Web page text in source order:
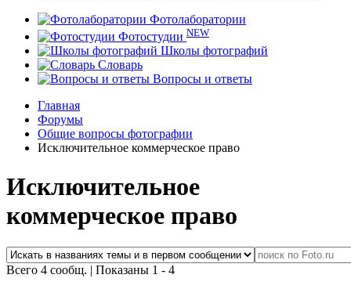
Фотолаборатории
Фотостудии NEW
Школы фотографий
Словарь
Вопросы и ответы
Главная
Форумы
Общие вопросы фотографии
Исключительное коммерческое право
Исключительное
коммерческое право
Всего 4 сообщ. | Показаны 1 - 4